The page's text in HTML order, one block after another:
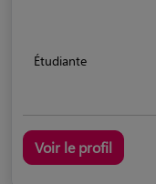
Étudiante
Voir le profil